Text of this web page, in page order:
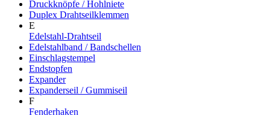
Druckknöpfe / Hohlniete
Duplex Drahtseilklemmen
E
Edelstahl-Drahtseil
Edelstahlband / Bandschellen
Einschlagstempel
Endstopfen
Expander
Expanderseil / Gummiseil
F
Fenderhaken